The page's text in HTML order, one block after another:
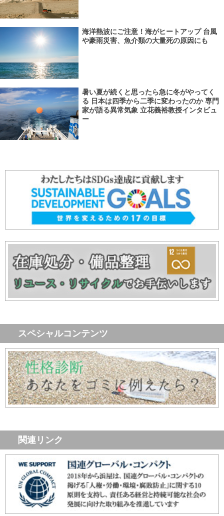
海洋熱波にご注意！海がヒートアップ 台風
や豪雨災害、魚介類の大量死の原因にも
暑い夏が続くと思ったら急に冬がやってく
る 日本は四季から二季に変わったのか 専門
家が語る異常気象 立花義裕教授インタビュ
ー
スペシャルコンテンツ
関連リンク